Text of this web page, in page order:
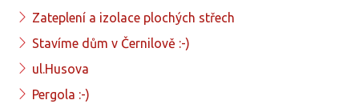
Zateplení a izolace plochých střech
Stavíme dům v Černilově :-)
ul.Husova
Pergola :-)